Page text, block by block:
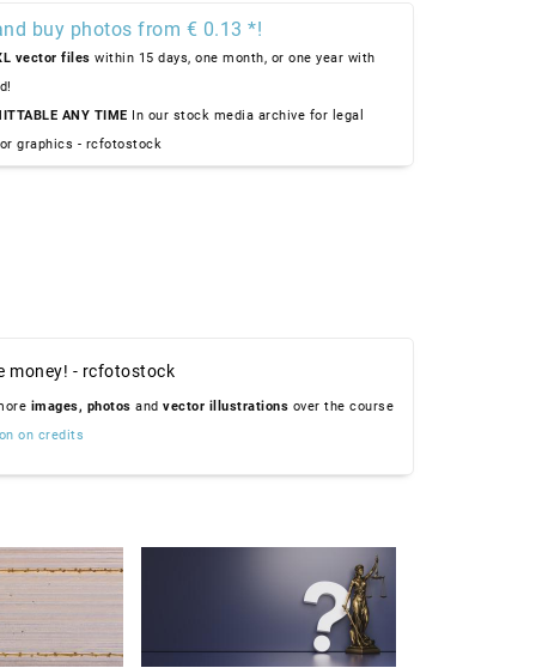
buy photos from € 0.13 *!
vector files within 15 days, one month, or one year with
ANY TIME In our stock media archive for legal
graphics - rcfotostock
money! - rcfotostock
images, photos and vector illustrations over the course
on credits